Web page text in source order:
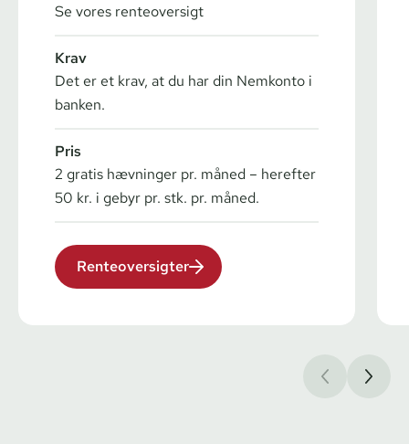
Se vores renteoversigt
Krav
Det er et krav, at du har din Nemkonto i
banken.
Pris
2 gratis hævninger pr. måned – herefter
50 kr. i gebyr pr. stk. pr. måned.
Renteoversigter